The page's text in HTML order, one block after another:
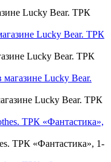
Lucky Bear. ТРК
Lucky Bear. ТРК
Lucky Bear. ТРК
ТРК «Фантастика», 1-